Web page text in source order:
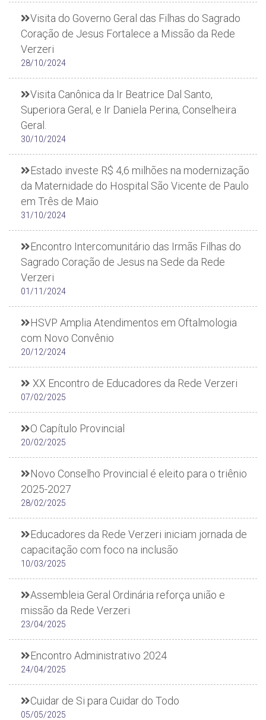
Visita do Governo Geral das Filhas do Sagrado
Coração de Jesus Fortalece a Missão da Rede
Verzeri
28/10/2024
Visita Canônica da Ir Beatrice Dal Santo,
Superiora Geral, e Ir Daniela Perina, Conselheira
Geral.
30/10/2024
Estado investe R$ 4,6 milhões na modernização
da Maternidade do Hospital São Vicente de Paulo
em Três de Maio
31/10/2024
Encontro Intercomunitário das Irmãs Filhas do
Sagrado Coração de Jesus na Sede da Rede
Verzeri
01/11/2024
HSVP Amplia Atendimentos em Oftalmologia
com Novo Convênio
20/12/2024
XX Encontro de Educadores da Rede Verzeri
07/02/2025
O Capítulo Provincial
20/02/2025
Novo Conselho Provincial é eleito para o triênio
2025-2027
28/02/2025
Educadores da Rede Verzeri iniciam jornada de
capacitação com foco na inclusão
10/03/2025
Assembleia Geral Ordinária reforça união e
missão da Rede Verzeri
23/04/2025
Encontro Administrativo 2024
24/04/2025
Cuidar de Si para Cuidar do Todo
05/05/2025